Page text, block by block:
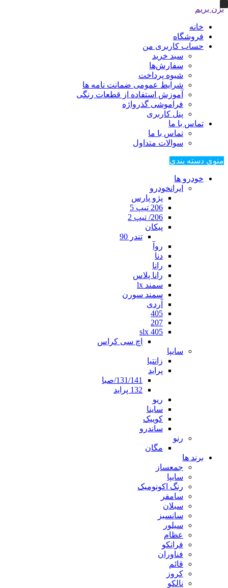
بزن بریم
خانه
فروشگاه
حساب کاربری من
سبد خرید
سفارش‌ها
شیوه پرداخت
شرایط عمومی ضمانت نامه ها
آموزش استفاده از قطعات رنگی
فراموشی گذرواژه
پنل کاربری
تماس با ما
تماس با ما
سوالات متداول
منوی دسته بندی
خودرو ها
ایرانخودرو
پژو پارس
206 تیپ 5
206/ تیپ 2
پیکان
تندر 90
روآ
دنا
رانا
رانا پلاس
سمند lx
سمند سورن
آردی
405
207
405 slx
اچ سی کراس
سایپا
زانتیا
پراید
131/141/صبا
132 پراید
ریو
ساینا
کوییک
ساندرو
رنو
مگان
برند ها
جمعساز
سایپا
رنگ اکونومیک
سامفر
سبلان
سانسبز
سیلور
عظام
فرانکو
فناوران
قائم
کروز
نالکو